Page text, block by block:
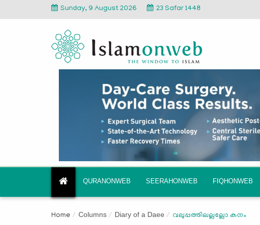
Sunday, 9 August 2026 23 Safar 1448
QURANONWEB SEERAHONWEB FIQHONWEB
Home Columns Diary of a Daee വലുപ്പത്തിലല്ലല്ലോ കനം